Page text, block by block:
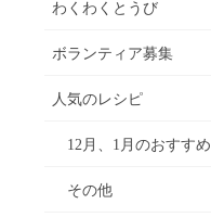
わくわくとうび
ボランティア募集
人気のレシピ
12月、1月のおすすめ
その他